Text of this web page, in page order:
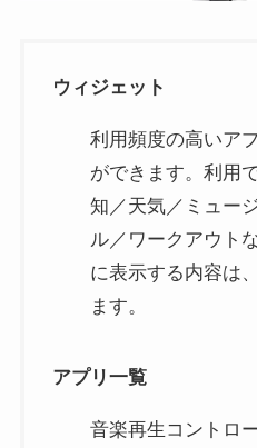
ウィジェット
利用頻度の高いア
ができます。利用
知／天気／ミュー
ル／ワークアウト
に表示する内容は
ます。
アプリ一覧
音楽再生コントロ